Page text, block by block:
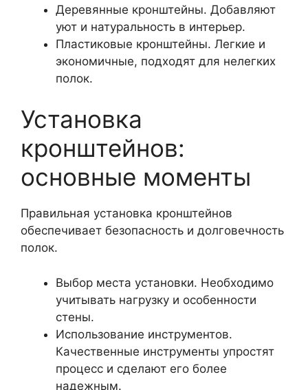
Деревянные кронштейны. Добавляют
уют и натуральность в интерьер.
Пластиковые кронштейны. Легкие и
экономичные, подходят для нелегких
полок.
Установка
кронштейнов:
основные моменты
Правильная установка кронштейнов
обеспечивает безопасность и долговечность
полок.
Выбор места установки. Необходимо
учитывать нагрузку и особенности
стены.
Использование инструментов.
Качественные инструменты упростят
процесс и сделают его более
надежным.